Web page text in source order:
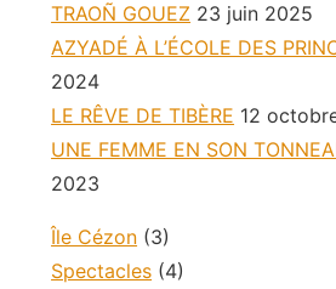
TRAOÑ GOUEZ 23 juin 2025
AZYADÉ À L’ÉCOLE DES
2024
LE RÊVE DE TIBÈRE 12
UNE FEMME EN SON
2023
Île Cézon (3)
Spectacles (4)